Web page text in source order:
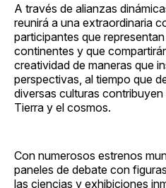
A través de alianzas
reunirá a una extraordinaria
participantes que
continentes y que
creatividad de maneras que
perspectivas, al tiempo que
diversas culturas
Tierra y el cosmos.
Con numerosos estrenos
paneles de debate con
las ciencias y exhibiciones